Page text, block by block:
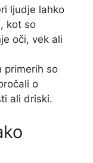
ljudje lahko
kot so
oči, vek ali
primerih so
o
ali driski.